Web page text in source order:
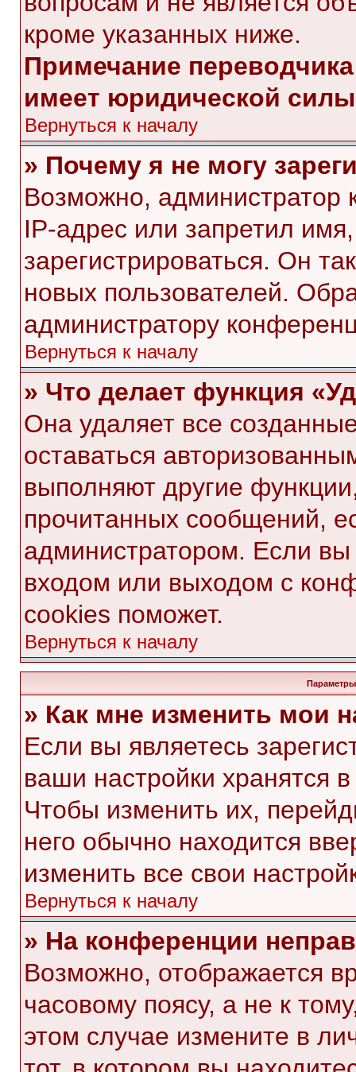
кроме указанных ниже.
Примечание
имеет юридической
Вернуться к началу
» Почему я не могу
Возможно, администратор
IP-адрес или запретил
зарегистрироваться. Он
новых пользователей.
администратору
Вернуться к началу
» Что делает функция
Она удаляет все
оставаться
выполняют другие
прочитанных сообщений,
администратором. Если
входом или выходом с
cookies поможет.
Вернуться к началу
Параметры
» Как мне изменить мои
Если вы являетесь
ваши настройки хранятся
Чтобы изменить их,
него обычно находится
изменить все свои
Вернуться к началу
» На конференции
Возможно, отображается
часовому поясу, а не к
этом случае измените в